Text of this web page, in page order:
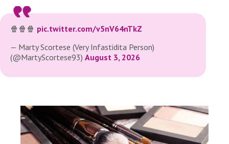
🍿🍿🍿 pic.twitter.com/v5nV64nTkZ
— Marty Scortese (Very Infastidita Person)
(@MartyScortese93) August 3, 2026